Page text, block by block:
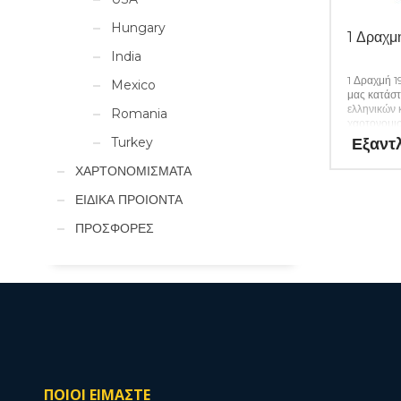
1
1 Δραχμή
μας
ελληνικών
σας.
Hungary
India
Mexico
Romania
Turkey
ΧΑΡΤΟΝΟΜΙΣΜΑΤΑ
ΕΙΔΙΚΑ ΠΡΟΙΟΝΤΑ
ΠΡΟΣΦΟΡΕΣ
ΠΟΙΟΙ ΕΙΜΑΣΤΕ